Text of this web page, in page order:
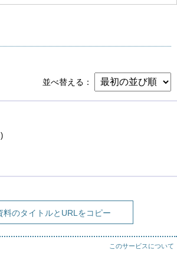
並べ替える
料のタイトルとURLをコピー
このサービスについて